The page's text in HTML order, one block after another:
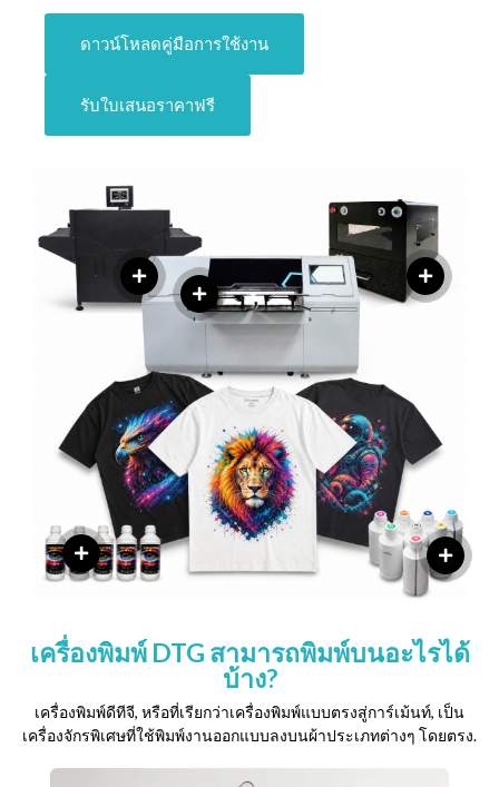
ดาวน์โหลดคู่มือการใช้งาน
รับใบเสนอราคาฟรี
เครื่องพิมพ์ DTG สามารถพิมพ์บนอะไรได้
บ้าง?
เครื่องพิมพ์ดีทีจี, หรือที่เรียกว่าเครื่องพิมพ์แบบตรงสู่การ์เม้นท์, เป็น
เครื่องจักรพิเศษที่ใช้พิมพ์งานออกแบบลงบนผ้าประเภทต่างๆ โดยตรง.